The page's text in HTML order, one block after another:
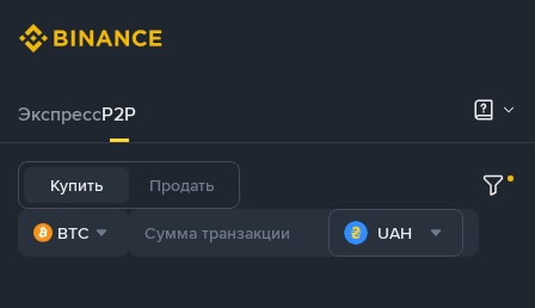
ЭкспрессP2P
Купить Продать
BTC UAH